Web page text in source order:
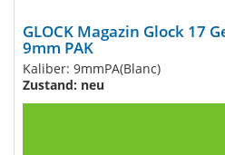
GLOCK Magazin Glock 17
9mm PAK
Kaliber: 9mmPA(Blanc)
Zustand: neu